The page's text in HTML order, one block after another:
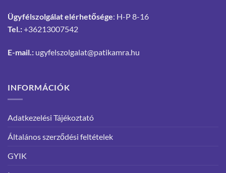
Ügyfélszolgálat elérhetősége: H-P 8-16
Tel.:+36213007542
E-mail.: ugyfelszolgalat@patikamra.hu
INFORMÁCIÓK
Adatkezelési Tájékoztató
Általános szerződési feltételek
GYIK